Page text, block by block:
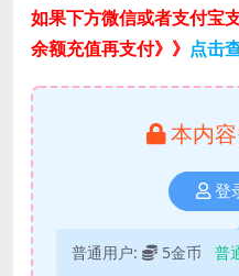
如果下方微信或者支付宝
余额充值再支付》》 点击
本内
登
普通用户: 5金币 普